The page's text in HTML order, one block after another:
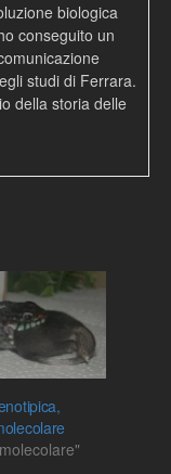
biologica
conseguito un
studi di Ferrara.
della storia delle